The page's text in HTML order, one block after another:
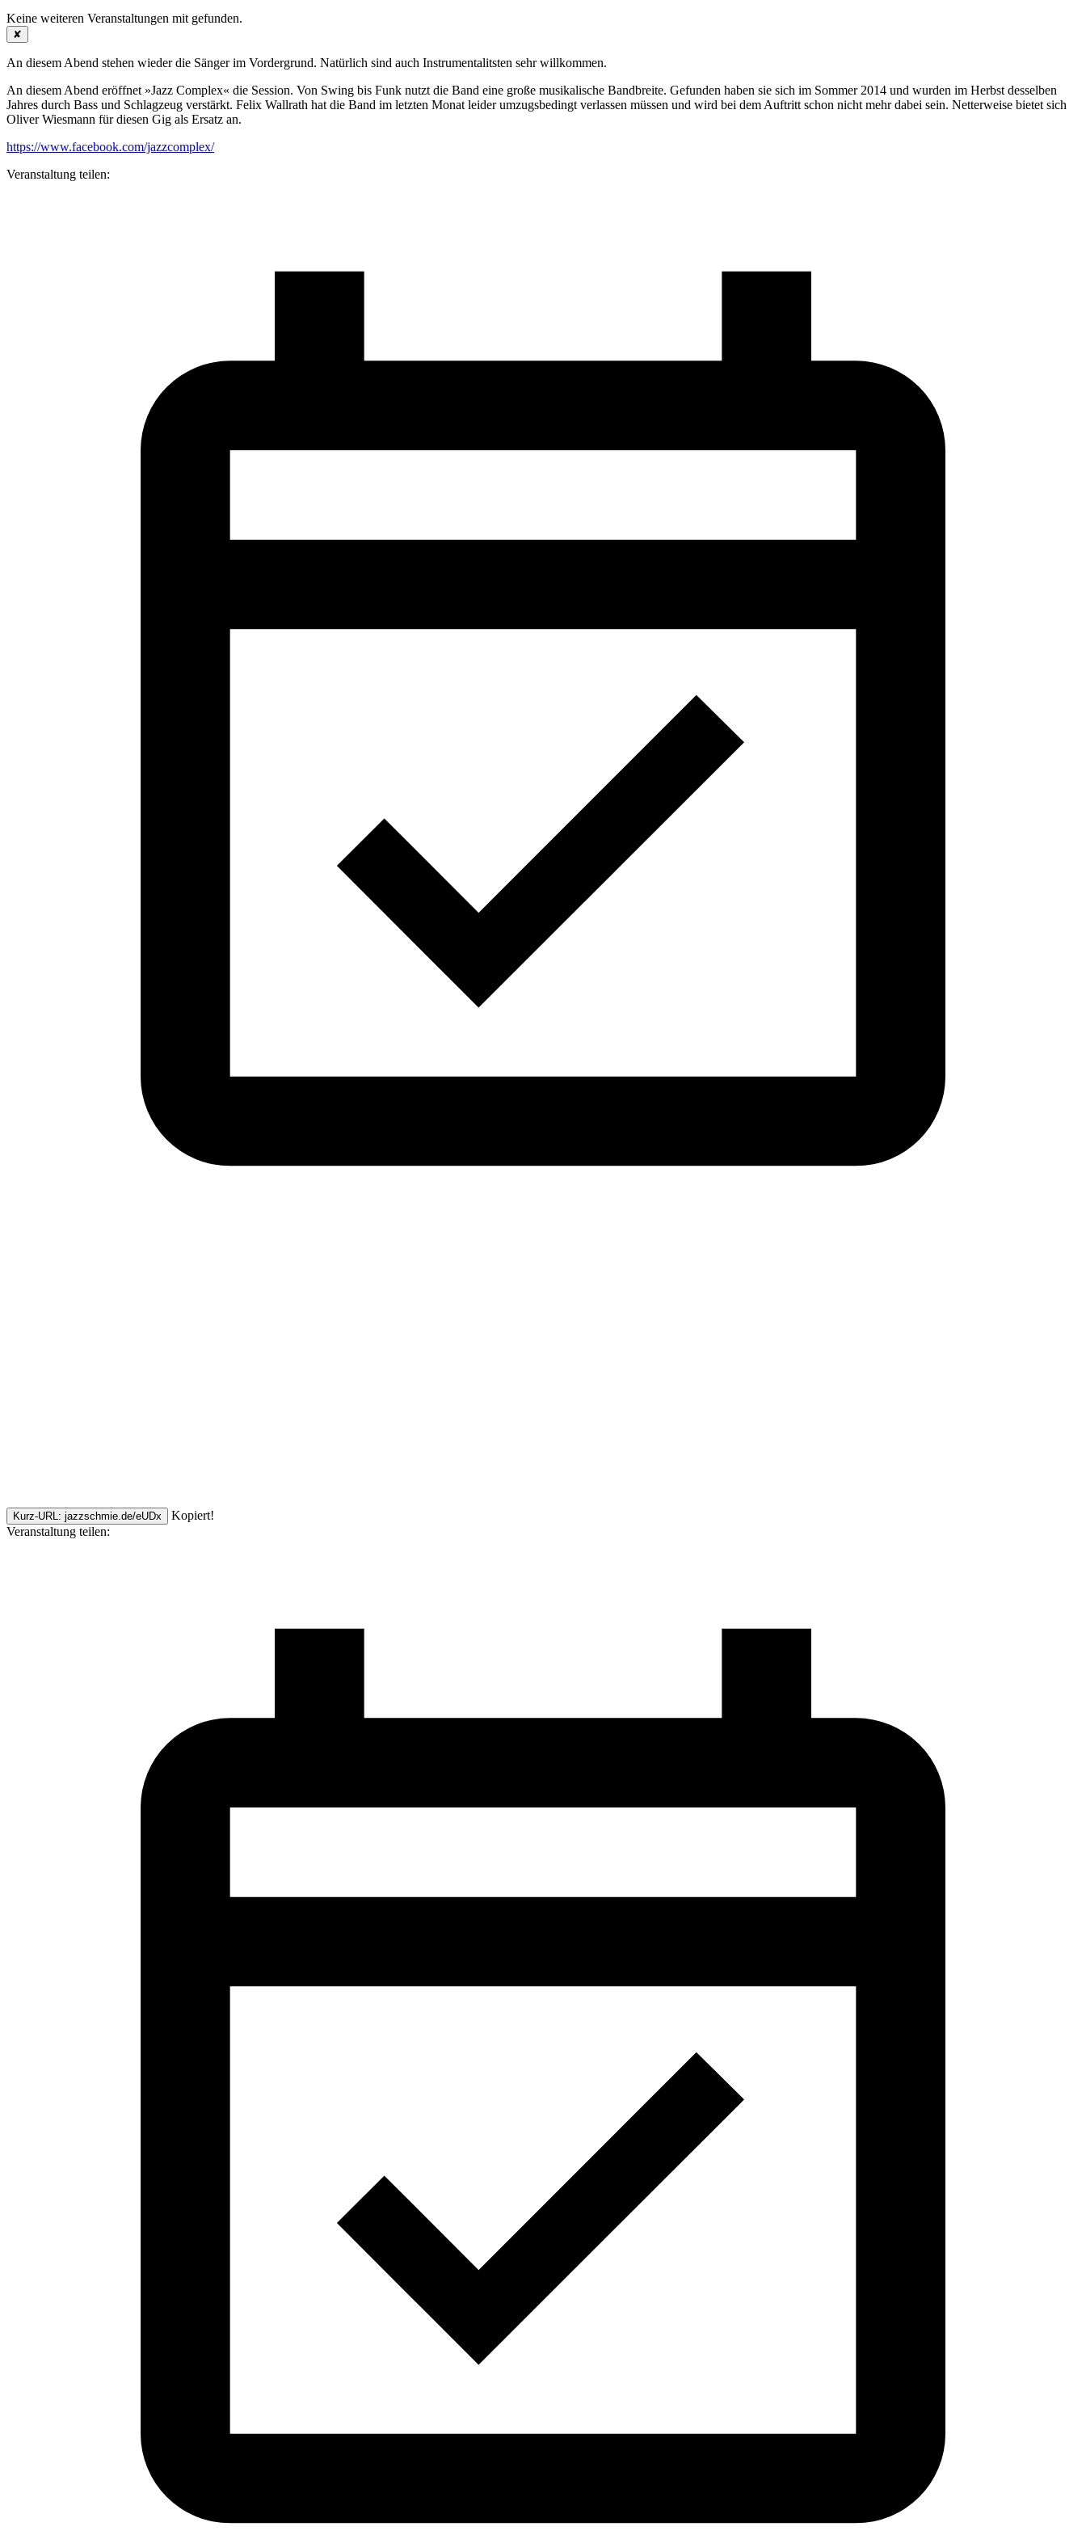
Keine weiteren Veranstaltungen mit gefunden.
✘
An diesem Abend stehen wieder die Sänger im Vordergrund. Natürlich sind auch Instrumentalitsten sehr willkommen.
An diesem Abend eröffnet »Jazz Complex« die Session. Von Swing bis Funk nutzt die Band eine große musikalische Bandbreite. Gefunden haben sie sich im Sommer 2014 und wurden im Herbst desselben
Jahres durch Bass und Schlagzeug verstärkt. Felix Wallrath hat die Band im letzten Monat leider umzugsbedingt verlassen müssen und wird bei dem Auftritt schon nicht mehr dabei sein. Netterweise bietet sich
Oliver Wiesmann für diesen Gig als Ersatz an.
https://www.facebook.com/jazzcomplex/
Veranstaltung teilen:
Kurz-URL: jazzschmie.de/eUDx
Kopiert!
Veranstaltung teilen: